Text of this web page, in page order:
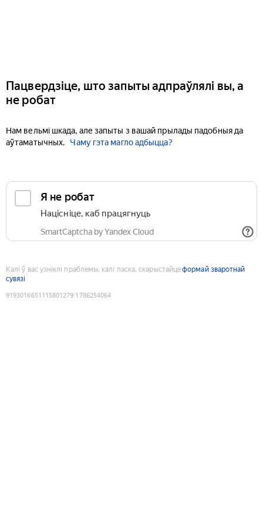
Пацвердзіце, што запыты адпраўлялі вы, а
не робат
Нам вельмі шкада, але запыты з вашай прылады падобныя да
аўтаматычных.
Чаму гэта магло адбыцца?
Я не робат
Націсніце, каб працягнуць
SmartCaptcha by Yandex Cloud
Калі ў вас узніклі праблемы, калі ласка, скарыстайцеформай зваротнай
сувязі
9193016651115801279:1786254064